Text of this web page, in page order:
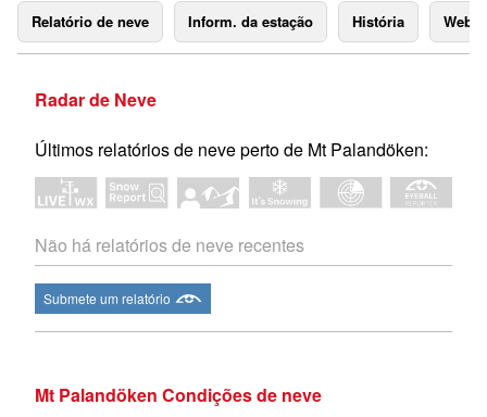
Relatório de neve Inform. da estação História
Radar de Neve
Últimos relatórios de neve perto de Mt Palandöken:
Não há relatórios de neve recentes
Submete um relatório
Mt Palandöken Condições de neve